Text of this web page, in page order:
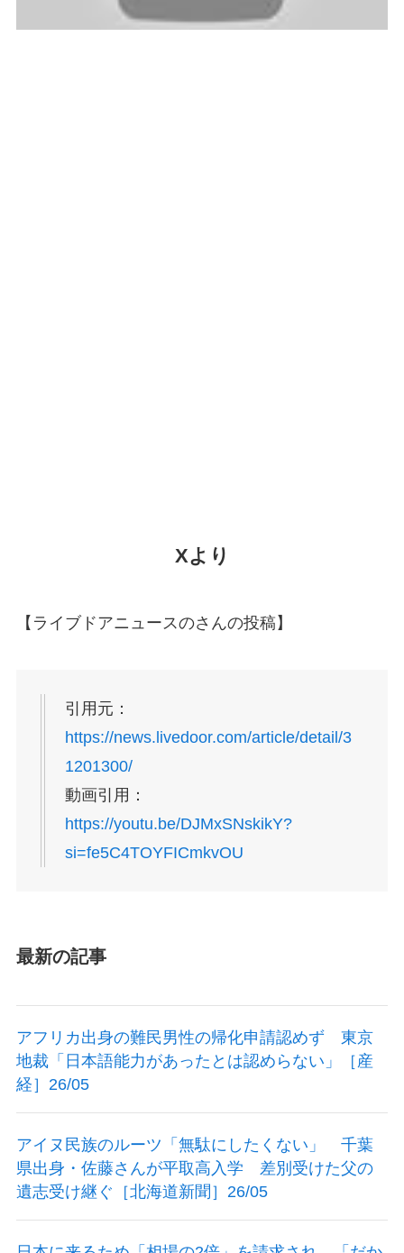
Xより
【ライブドアニュースのさんの投稿】
引用元：
https://news.livedoor.com/article/detail/3
1201300/
動画引用：
https://youtu.be/DJMxSNskikY?
si=fe5C4TOYFICmkvOU
最新の記事
アフリカ出身の難民男性の帰化申請認めず 東京
地裁「日本語能力があったとは認めらない」［産
経］26/05
アイヌ民族のルーツ「無駄にしたくない」 千葉
県出身・佐藤さんが平取高入学 差別受けた父の
遺志受け継ぐ［北海道新聞］26/05